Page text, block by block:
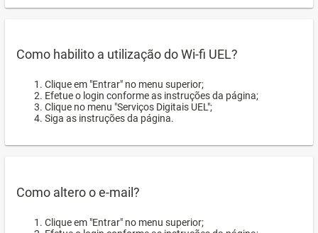
Como habilito a utilização do Wi-fi UEL?
Clique em "Entrar" no menu superior;
Efetue o login conforme as instruções da página;
Clique no menu "Serviços Digitais UEL";
Siga as instruções da página.
Como altero o e-mail?
Clique em "Entrar" no menu superior;